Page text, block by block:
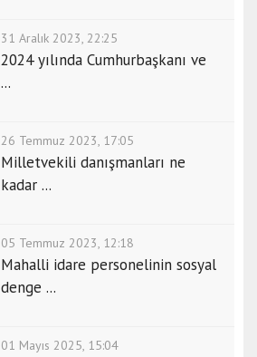
31 Aralık 2023, 22:25
2024 yılında Cumhurbaşkanı ve
...
26 Temmuz 2023, 17:05
Milletvekili danışmanları ne
kadar ...
05 Temmuz 2023, 12:18
Mahalli idare personelinin sosyal
denge ...
01 Mayıs 2025, 15:04